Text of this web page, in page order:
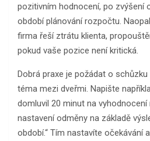
pozitivním hodnocení, po zvýšení
období plánování rozpočtu.
firma řeší ztrátu klienta,
pokud vaše pozice není kritická.
Dobrá praxe je požádat o
téma mezi dveřmi. Napište
domluvil 20 minut na
nastavení odměny na základě
období.“ Tím nastavíte očekávání